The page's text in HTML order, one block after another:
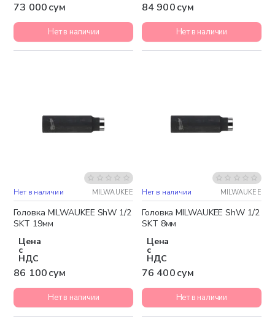
73 000 сум
Нет в наличии
84 900 сум
Нет в наличии
Нет в наличии MILWAUKEE
Головка MILWAUKEE ShW 1/2
SKT 19мм
Цена
с
НДС
86 100 сум
Нет в наличии
Нет в наличии MILWAUKEE
Головка MILWAUKEE ShW 1/2
SKT 8мм
Цена
с
НДС
76 400 сум
Нет в наличии